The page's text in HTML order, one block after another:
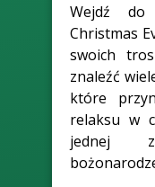
Wejdź do
Christmas
swoich
znaleźć
które
relaksu w
jednej